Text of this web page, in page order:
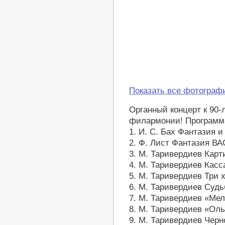
Показать все
Органный концерт к
филармонии!
1. И. С. Бах Фантазия
2. Ф. Лист Фантазия
3. М. Таривердиев
4. М. Таривердиев
5. М. Таривердиев Три
6. М. Таривердиев
7. М. Таривердиев
8. М. Таривердиев
9. М. Таривердиев